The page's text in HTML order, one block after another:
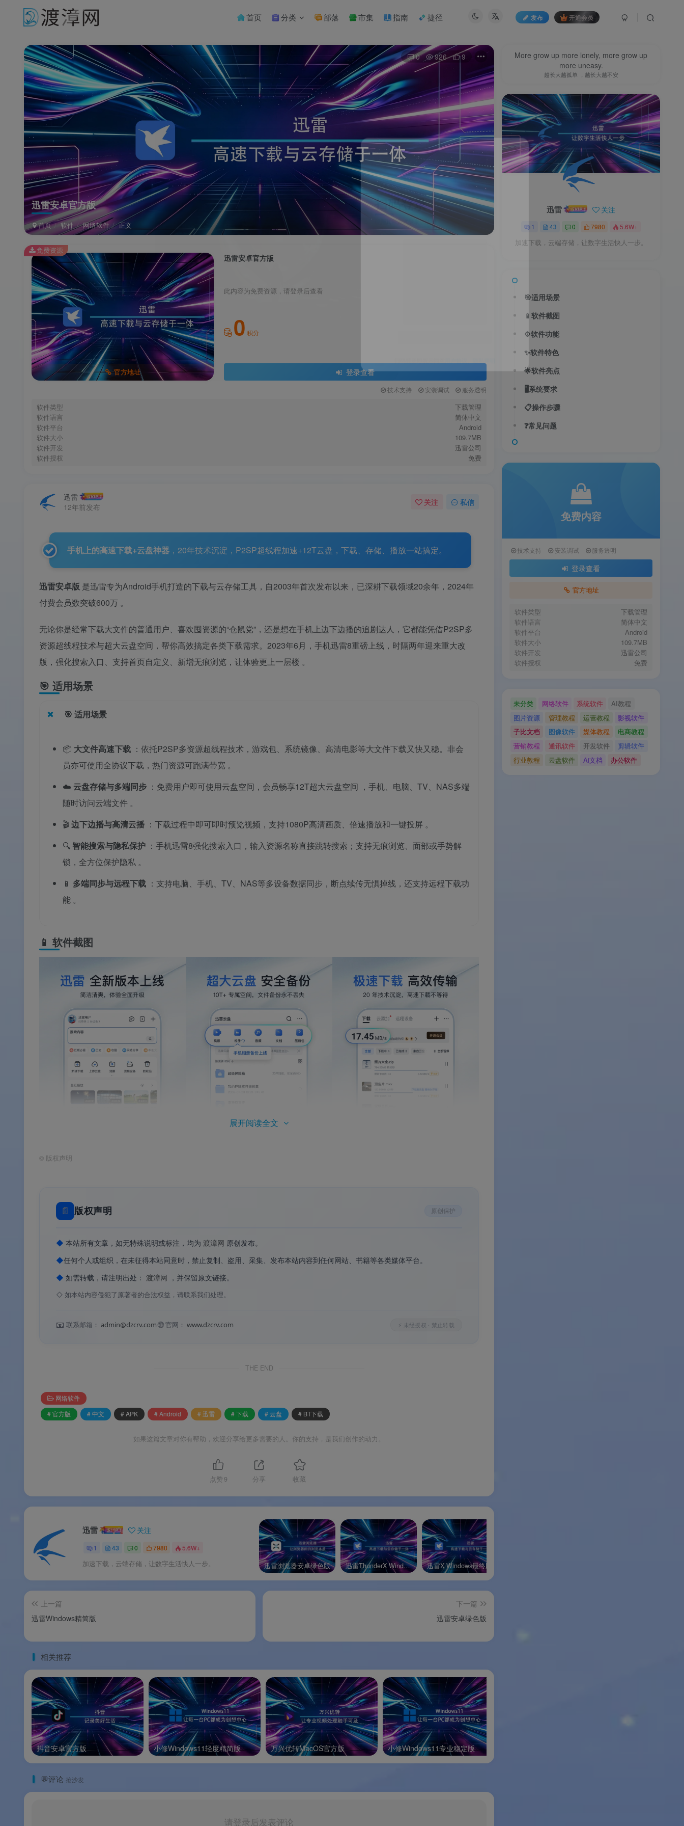
发布 开通会员
首页 分类 部落 市集 指南 捷径
迅雷安卓官方版
首页 软件 网络软件 正文
0 926 9
官方地址
迅雷安卓官方版
此内容为免费资源，请登录后查看
0 积分
登录查看
技术支持 安装调试 服务透明
软件类型
下载管理
软件语言
简体中文
软件平台
Android
软件大小
109.7MB
软件开发
迅雷公司
软件授权
免费
免费资源
迅雷
12年前发布
关注 私信
手机上的高速下载+云盘神器 ，20年技术沉淀，P2SP超线程加速+12T云盘，下载、存储、播放一站搞定。
迅雷安卓版 是迅雷专为Android手机打造的下载与云存储工具，自2003年首次发布以来，已深耕下载领域20余年，2024年
付费会员数突破600万 。
无论你是经常下载大文件的普通用户、喜欢囤资源的“仓鼠党”，还是想在手机上边下边播的追剧达人，它都能凭借P2SP多
资源超线程技术与超大云盘空间，帮你高效搞定各类下载需求。2023年6月，手机迅雷8重磅上线，时隔两年迎来重大改
版，强化搜索入口、支持首页自定义、新增无痕浏览，让体验更上一层楼 。
🎯 适用场景
🎯 适用场景
📦 大文件高速下载 ：依托P2SP多资源超线程技术，游戏包、系统镜像、高清电影等大文件下载又快又稳。非会
员亦可使用全协议下载，热门资源可跑满带宽 。
☁️ 云盘存储与多端同步 ：免费用户即可使用云盘空间，会员畅享12T超大云盘空间 ，手机、电脑、TV、NAS多端
随时访问云端文件 。
🎬边下边播与高清云播 ：下载过程中即可即时预览视频，支持1080P高清画质、倍速播放和一键投屏 。
🔍智能搜索与隐私保护 ：手机迅雷8强化搜索入口，输入资源名称直接跳转搜索；支持无痕浏览、面部或手势解
锁，全方位保护隐私 。
📱 多端同步与远程下载 ：支持电脑、手机、TV、NAS等多设备数据同步，断点续传无惧掉线，还支持远程下载功
能 。
📱 软件截图
⚙️软件功能
🚀P2SP多资源超线程加速：基于迅雷独有的P2SP技术，从多个网络节点同时拉取数据，显著提升各类文件的下
🎬云播与边下边播
内容。
：支持HTTP直链、磁力链接、BT种子、迅雷链等全格式资源解析，一站式搞定所有下载需
：会员可拥有隐私云空间，支持面部或手势解锁；无痕浏览模式保护上网隐私，最大限度地
✨软件特色
✨软件特色
：开创性将云盘融合到下载工具中，实现“边下边存、跨端访问”
🚀20年技术沉淀
：内置强大视频播放器，支持多种格式直接播放，“下载-播放”无缝衔接
📱
🔒纯净无打扰体验：界面清爽简洁，无主动推送新闻与广告，会员还可拥有隐私云空间。
🌟软件亮点
🌟软件亮点
🏆亿万用户信赖
展开阅读全文
© 版权声明
📄 版权声明 原创保护
◆ 本站所有文章，如无特殊说明或标注，均为 渡漳网 原创发布。
◆任何个人或组织，在未征得本站同意时，禁止复制、盗用、采集、发布本站内容到任何网站、书籍等各类媒体平台。
◆ 如需转载，请注明出处： 渡漳网 ，并保留原文链接。
◇ 如本站内容侵犯了原著者的合法权益，请联系我们处理。
📧 联系邮箱： admin@dzcrv.com🌐官网： www.dzcrv.com ⚡ 未经授权 · 禁止转载
THE END
网络软件
# 官方版
# 中文 # APK # Android # 迅雷 # 下载 # 云盘 # BT下载
如果这篇文章对你有帮助，欢迎分享给更多需要的人。你的支持，是我们创作的动力。
点赞 9 分享 收藏
迅雷 关注
1 43 0 7980 5.6W+
加速下载，云端存储，让数字生活快人一步。 迅雷浏览器安卓绿色版 迅雷ThunderX Windows绿色版 迅雷X Windows最终版
上一篇
迅雷Windows精简版
下一篇
迅雷安卓绿色版
相关推荐
抖音安卓官方版 小修Windows11轻度精简版 万兴优转MacOS官方版 小修Windows11专业稳定版
💬评论 抢沙发
请登录后发表评论
More grow up more lonely, more grow up
more uneasy.
越长大越孤单 ，越长大越不安
迅雷 关注
1 43 0 7980 5.6W+
加速下载，云端存储，让数字生活快人一步。
🎯适用场景
📱软件截图
⚙️软件功能
✨软件特色
🌟软件亮点
🖥️系统要求
📋操作步骤
❓常见问题
免费内容
技术支持 安装调试 服务透明
登录查看
官方地址
软件类型
下载管理
软件语言
简体中文
软件平台
Android
软件大小
109.7MB
软件开发
迅雷公司
软件授权
免费
未分类 网络软件 系统软件
AI教程
图片资源
管理教程 运营教程
影视软件
子比文档
图像软件 媒体教程
电商教程
营销教程
通讯软件 开发软件
剪辑软件
行业教程
云盘软件 Ai文档 办公软件
扫码登录
使用其它方式登录 或注册
获取验证码
登录
用户协议、